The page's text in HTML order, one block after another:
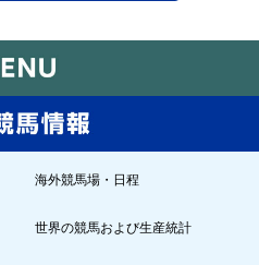
海外競馬場・日程
世界の競馬および生産統計